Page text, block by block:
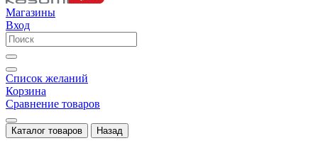
Магазины
Вход
Список желаний
Корзина
Сравнение товаров
Каталог товаров Назад